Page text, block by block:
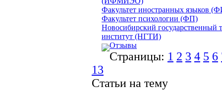
Факультет иностранных языков
Факультет психологии (ФП)
Новосибирский государственный
институт (НГТИ)
Отзывы
Страницы: 1 2 3 4 5 6
13
Статьи на тему